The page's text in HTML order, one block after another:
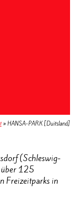
»HANSA-PARK [Duitsland]
(Schleswig-
über 125
Freizeitparks in